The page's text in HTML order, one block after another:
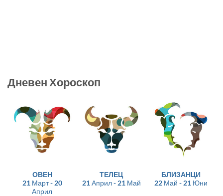
Дневен Хороскоп
ОВЕН
21 Март - 20
Април
ТЕЛЕЦ
21 Април - 21 Май
БЛИЗАНЦИ
22 Май - 21 Юни